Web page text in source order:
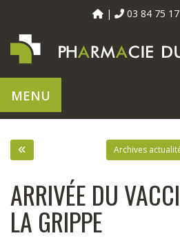
03 84 75
MENU
Archives
ARRIVÉE DU
LA GRIPPE